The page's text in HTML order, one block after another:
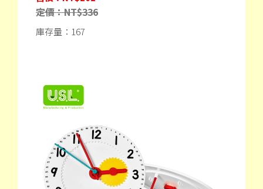
定價：NT$336
庫存量：167